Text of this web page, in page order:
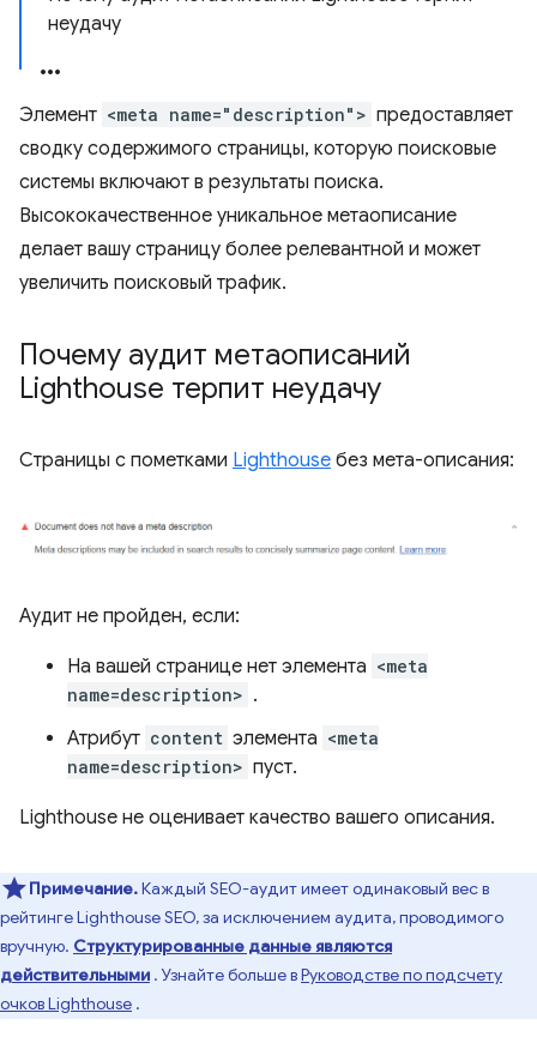
неудачу
Элемент <meta name="description"> предоставляет
сводку содержимого страницы, которую поисковые
системы включают в результаты поиска.
Высококачественное уникальное метаописание
делает вашу страницу более релевантной и может
увеличить поисковый трафик.
Почему аудит метаописаний
Lighthouse терпит неудачу
Страницы с пометками Lighthouse без мета-описания:
Аудит не пройден, если:
На вашей странице нет элемента <meta
name=description> .
Атрибут content элемента <meta
name=description> пуст.
Lighthouse не оценивает качество вашего описания.
Примечание.Каждый SEO-аудит имеет одинаковый вес в
рейтинге Lighthouse SEO, за исключением аудита, проводимого
вручную. Структурированные данные являются
действительными . Узнайте больше вРуководстве по подсчету
очков Lighthouse .